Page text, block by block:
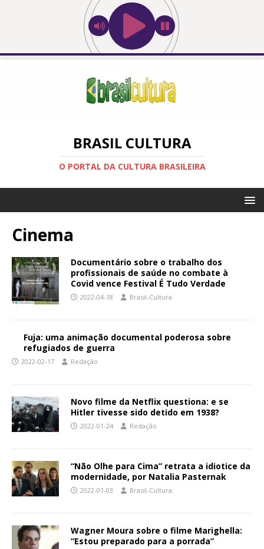
BRASIL CULTURA
O PORTAL DA CULTURA BRASILEIRA
Cinema
Documentário sobre o trabalho dos
profissionais de saúde no combate à
Covid vence Festival É Tudo Verdade
2022-04-18 Brasil-Cultura
Fuja: uma animação documental poderosa sobre
refugiados de guerra
2022-02-17 Redação
Novo filme da Netflix questiona: e se
Hitler tivesse sido detido em 1938?
2022-01-24 Redação
“Não Olhe para Cima” retrata a idiotice da
modernidade, por Natalia Pasternak
2022-01-03 Brasil-Cultura
Wagner Moura sobre o filme Marighella:
“Estou preparado para a porrada”